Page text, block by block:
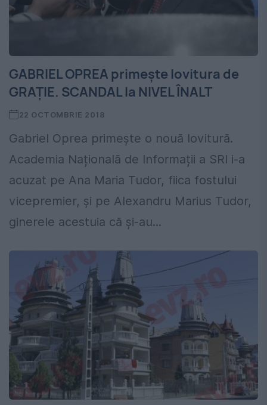
GABRIEL OPREA primește lovitura de
GRAȚIE. SCANDAL la NIVEL ÎNALT
22 OCTOMBRIE 2018
Gabriel Oprea primește o nouă lovitură.
Academia Națională de Informații a SRI i-a
acuzat pe Ana Maria Tudor, fiica fostului
vicepremier, și pe Alexandru Marius Tudor,
ginerele acestuia că și-au...